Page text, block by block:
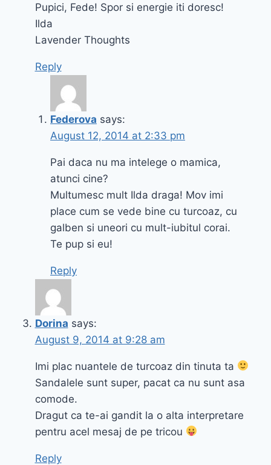
Pupici, Fede! Spor si energie iti doresc!
Ilda
Lavender Thoughts
Reply
Federova says:
August 12, 2014 at 2:33 pm
Pai daca nu ma intelege o mamica,
atunci cine?
Multumesc mult Ilda draga! Mov imi
place cum se vede bine cu turcoaz, cu
galben si uneori cu mult-iubitul corai.
Te pup si eu!
Reply
Dorina says:
August 9, 2014 at 9:28 am
Imi plac nuantele de turcoaz din tinuta ta
Sandalele sunt super, pacat ca nu sunt asa
comode.
Dragut ca te-ai gandit la o alta interpretare
pentru acel mesaj de pe tricou
Reply